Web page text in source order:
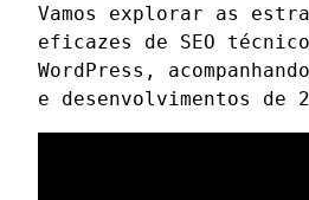
Vamos explorar as
eficazes de SEO
WordPress,
e desenvolvimentos de